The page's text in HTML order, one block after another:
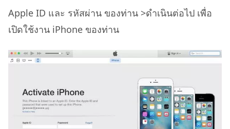
Apple ID และ รหัสผ่าน ของท่าน >ดำเนินต่อไป เพื่อ
เปิดใช้งาน iPhone ของท่าน